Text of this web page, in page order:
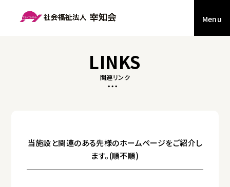
Menu
LINKS
関連リンク
当施設と関連のある先様のホームページをご紹介し
ます。(順不順)